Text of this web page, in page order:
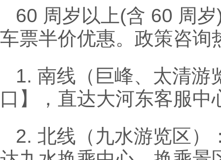
60 周岁以上(含 60 周
车票半价优惠。政策咨
1. 南线（巨峰、太清游
口】，直达大河东客服
2. 北线（九水游览区）